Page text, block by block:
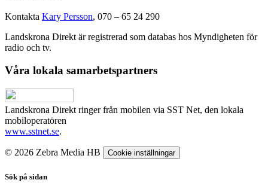
Kontakta Kary Persson, 070 – 65 24 290
Landskrona Direkt är registrerad som databas hos Myndigheten för
radio och tv.
Våra lokala samarbetspartners
Landskrona Direkt ringer från mobilen via SST Net, den lokala
mobiloperatören
www.sstnet.se.
© 2026 Zebra Media HB Cookie inställningar
Sök på sidan